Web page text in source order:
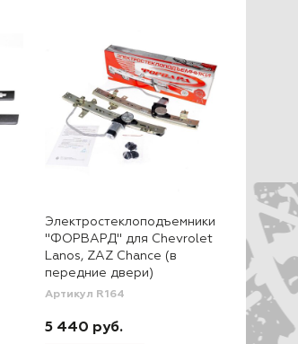
Электростеклоподъемники
"ФОРВАРД" для Chevrolet
Lanos, ZAZ Chance (в
передние двери)
Артикул R164
5 440 руб.